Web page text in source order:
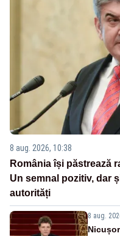
8 aug. 2026, 10:38
România își păstrează
Un semnal pozitiv, dar
autorități
8 aug.